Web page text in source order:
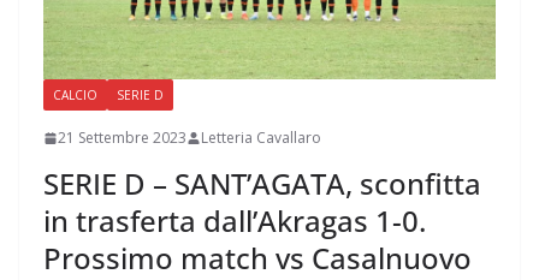
CALCIO SERIE D
21 Settembre 2023 Letteria Cavallaro
SERIE D – SANT’AGATA, sconfitta
in trasferta dall’Akragas 1-0.
Prossimo match vs Casalnuovo